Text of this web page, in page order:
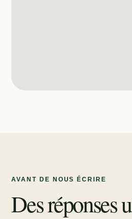
AVANT DE NOUS ÉCRIRE
Des réponses